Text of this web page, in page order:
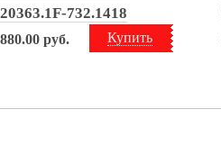
20363.1F-732.1418
Купить
880.00 руб.